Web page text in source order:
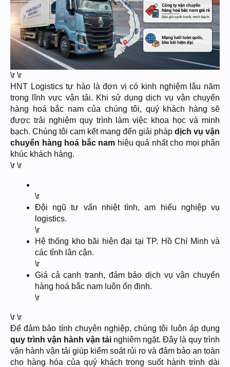
\r \r
HNT Logistics tự hào là đơn vị có kinh nghiệm lâu năm
trong lĩnh vực vận tải. Khi sử dụng dịch vụ vận chuyển
hàng hoá bắc nam của chúng tôi, quý khách hàng sẽ
được trải nghiệm quy trình làm việc khoa học và minh
bạch. Chúng tôi cam kết mang đến giải pháp dịch vụ vận
chuyển hàng hoá bắc nam hiệu quả nhất cho mọi phân
khúc khách hàng.
\r \r
\r
Đội ngũ tư vấn nhiệt tình, am hiểu nghiệp vụ
logistics.
\r
Hệ thống kho bãi hiện đại tại TP. Hồ Chí Minh và
các tỉnh lân cận.
\r
Giá cả cạnh tranh, đảm bảo dịch vụ vận chuyển
hàng hoá bắc nam luôn ổn định.
\r
\r \r
Để đảm bảo tính chuyên nghiệp, chúng tôi luôn áp dụng
quy trình vận hành vận tải nghiêm ngặt. Đây là quy trình
vận hành vận tải giúp kiểm soát rủi ro và đảm bảo an toàn
cho hàng hóa của quý khách trong suốt hành trình dài